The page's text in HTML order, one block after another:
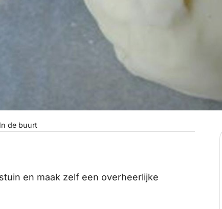
In de buurt
en maak zelf een overheerlijke